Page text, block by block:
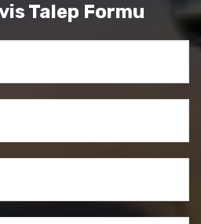
Talep Formu